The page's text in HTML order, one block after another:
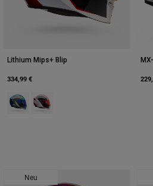
Lithium Mips+ Blip
334,99 €
Product swatch type of Silber.
Product swatch type of Weiß/
Neu